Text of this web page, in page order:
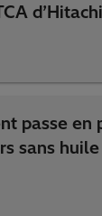
passe en
sans huile